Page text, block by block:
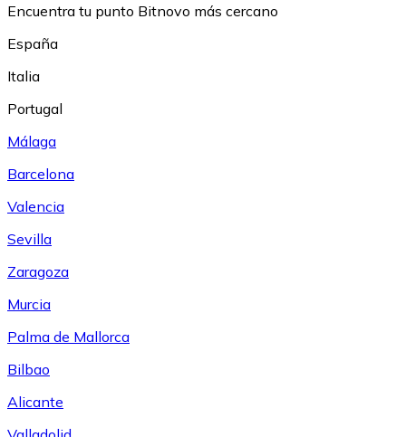
Encuentra tu punto Bitnovo más cercano
España
Italia
Portugal
Málaga
Barcelona
Valencia
Sevilla
Zaragoza
Murcia
Palma de Mallorca
Bilbao
Alicante